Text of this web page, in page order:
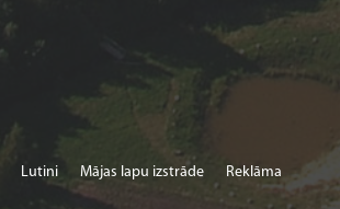
Lutini Mājas lapu izstrāde Reklāma